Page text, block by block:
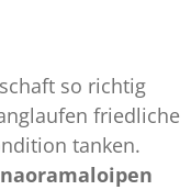
so richtig
friedliche
tanken.